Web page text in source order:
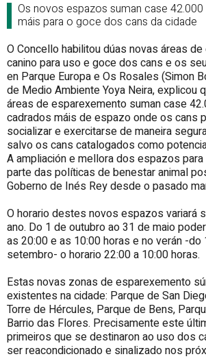
Os novos espazos suman case
máis para o goce dos cans da cidade
O Concello habilitou dúas novas áreas
canino para uso e goce dos cans e os
en Parque Europa e Os Rosales (Simon
de Medio Ambiente Yoya Neira, explicou
áreas de esparexemento suman case
cadrados máis de espazo onde os cans
socializar e exercitarse de maneira
salvo os cans catalogados como
A ampliación e mellora dos espazos
parte das políticas de benestar animal
Goberno de Inés Rey desde o pasado
O horario destes novos espazos variará
ano. Do 1 de outubro ao 31 de maio
as 20:00 e as 10:00 horas e no verán -
setembro- o horario 22:00 a 10:00 horas.
Estas novas zonas de esparexemento
existentes na cidade: Parque de San
Torre de Hércules, Parque de Bens,
Barrio das Flores. Precisamente este
primeiros que se destinaron ao uso dos
ser reacondicionado e sinalizado nos